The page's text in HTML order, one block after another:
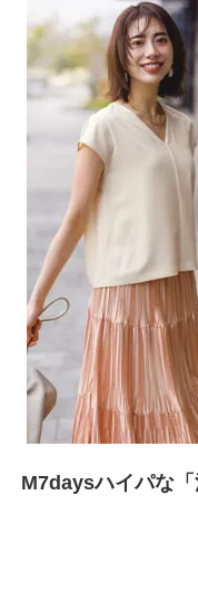
M7daysハイパな「